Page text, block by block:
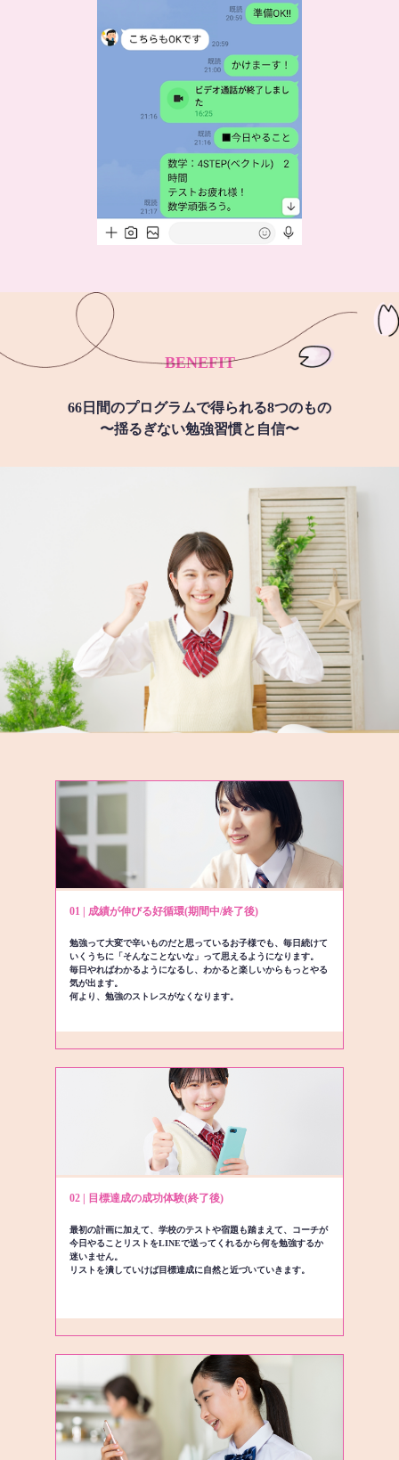
BENEFIT
66日間のプログラムで得られる8つのもの
〜揺るぎない勉強習慣と自信〜
01 | 成績が伸びる好循環(期間中/終了後)
勉強って大変で辛いものだと思っているお子様でも、毎日続けて
いくうちに「そんなことないな」って思えるようになります。
毎日やればわかるようになるし、わかると楽しいからもっとやる
気が出ます。
何より、勉強のストレスがなくなります。
02 | 目標達成の成功体験(終了後)
最初の計画に加えて、学校のテストや宿題も踏まえて、コーチが
今日やることリストをLINEで送ってくれるから何を勉強するか
迷いません。
リストを潰していけば目標達成に自然と近づいていきます。